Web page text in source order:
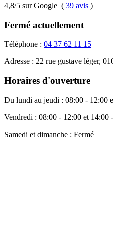
4,8/5 sur Google ( 39 avis )
Fermé actuellement
Téléphone : 04 37 62 11 15
Adresse : 22 rue gustave léger,
Horaires d'ouverture
Du lundi au jeudi : 08:00 - 12:00
Vendredi : 08:00 - 12:00 et 14:00
Samedi et dimanche : Fermé